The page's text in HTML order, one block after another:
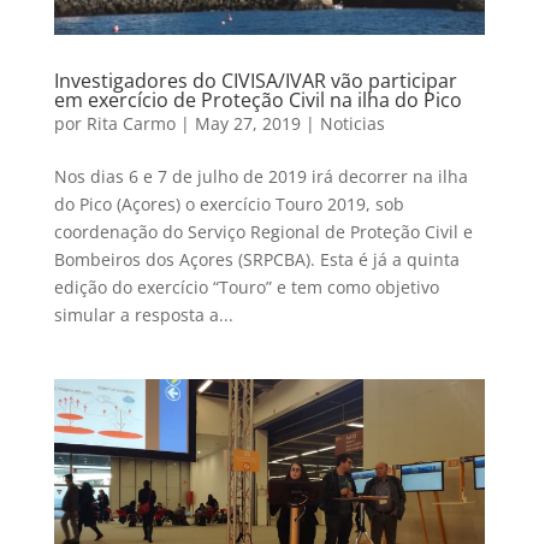
Investigadores do CIVISA/IVAR vão participar
em exercício de Proteção Civil na ilha do Pico
por Rita Carmo| May 27, 2019| Noticias
Nos dias 6 e 7 de julho de 2019 irá decorrer na ilha
do Pico (Açores) o exercício Touro 2019, sob
coordenação do Serviço Regional de Proteção Civil e
Bombeiros dos Açores (SRPCBA). Esta é já a quinta
edição do exercício “Touro” e tem como objetivo
simular a resposta a...